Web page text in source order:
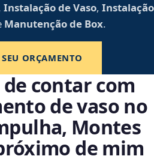
Instalação de Vaso, Instalação
Manutenção de Box.
ORÇAMENTO
contar com
de vaso no
Montes
de mim